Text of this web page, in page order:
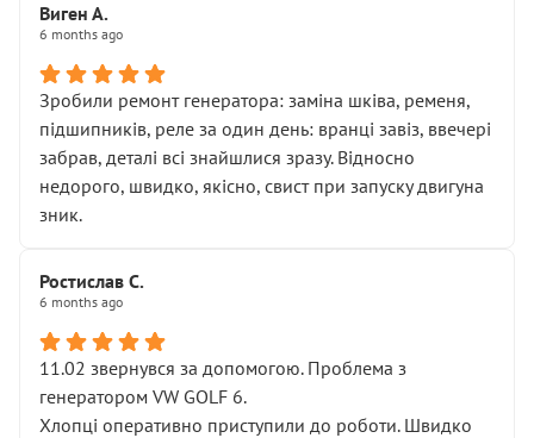
Виген А.
6 months ago
Зробили ремонт генератора: заміна шківа, ременя,
підшипників, реле за один день: вранці завіз, ввечері
забрав, деталі всі знайшлися зразу. Відносно
недорого, швидко, якісно, свист при запуску двигуна
зник.
Ростислав С.
6 months ago
11.02 звернувся за допомогою. Проблема з
генератором VW GOLF 6.
Хлопці оперативно приступили до роботи. Швидко